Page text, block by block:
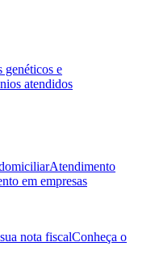
genéticos e
atendidos
Atendimento
em empresas
nota fiscalConheça o